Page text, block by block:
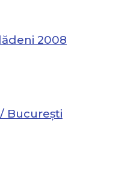
2008
București